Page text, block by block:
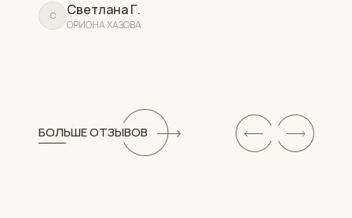
БОЛЬШЕ ОТЗЫВОВ
С Светлана Г.
ОРИОНА ХАЗОВА